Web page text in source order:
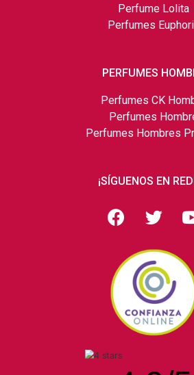
Perfume Lolita
Perfumes
PERFUMES
Perfumes CK
Perfumes
Perfumes Hombres
¡SÍGUENOS EN